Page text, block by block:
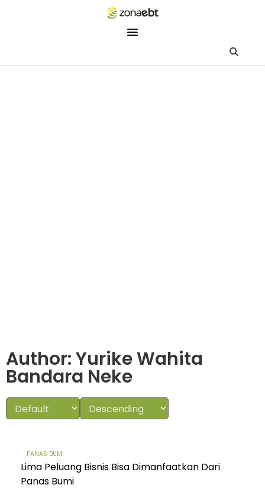
Author:Yurike Wahita
Bandara Neke
PANAS BUMI
Lima Peluang Bisnis Bisa Dimanfaatkan Dari
Panas Bumi